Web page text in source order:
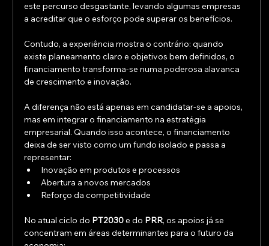
este percurso desgastante, levando algumas empresas
a acreditar que o esforço pode superar os benefícios.
Contudo, a experiência mostra o contrário: quando
existe planeamento claro e objetivos bem definidos, o
financiamento transforma-se numa poderosa alavanca
de crescimento e inovação.
A diferença não está apenas em candidatar-se a apoios,
mas em integrar o financiamento na estratégia
empresarial. Quando isso acontece, o financiamento
deixa de ser visto como um fundo isolado e passa a
representar:
Inovação em produtos e processos
Abertura a novos mercados
Reforço da competitividade
No atual ciclo do PT2030 e do PRR, os apoios já se
concentram em áreas determinantes para o futuro da